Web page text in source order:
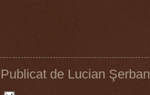
Publicat de Lucian Şerban